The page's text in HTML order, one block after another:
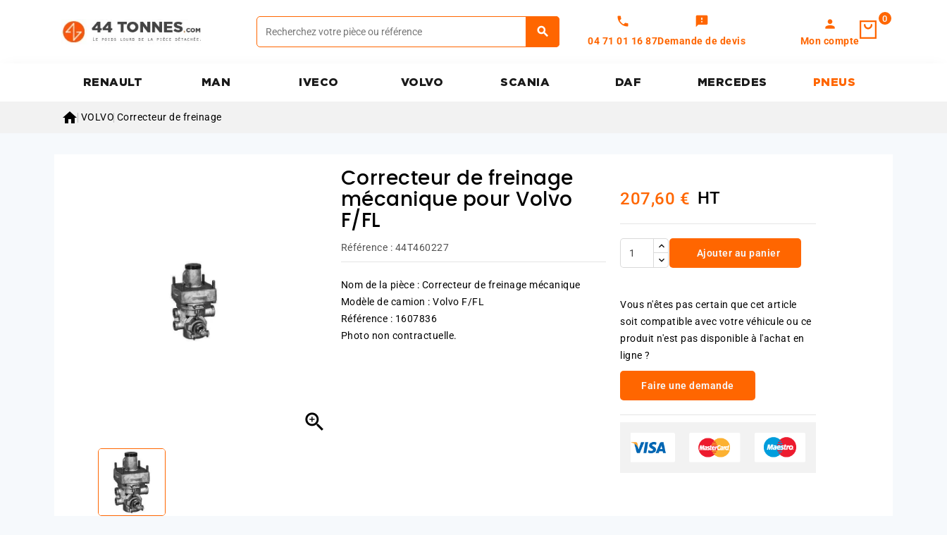
call
04 71 01 16 87
feedback
Demande de devis
person
Mon compte
0
RENAULT MAN IVECO VOLVO SCANIA DAF MERCEDES PNEUS
 VOLVO Correcteur de freinage

Correcteur de freinage
mécanique pour Volvo
F/FL
Référence : 44T460227
Nom de la pièce : Correcteur de freinage mécanique
Modèle de camion : Volvo F/FL
Référence : 1607836
Photo non contractuelle.
207,60 € HT
Ajouter au panier
Vous n'êtes pas certain que cet article
soit compatible avec votre véhicule ou ce
produit n'est pas disponible à l'achat en
ligne ?
Faire une demande